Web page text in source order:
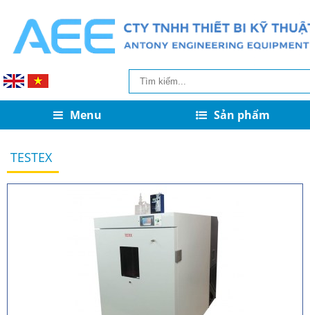
Menu Sản phẩm
TESTEX